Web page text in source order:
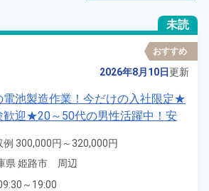
arrow_forward_ios
arrow_forward_ios
未読
おすすめ
2026年8月10日更新
電池製造作業！今だけの入社限定★
歓迎★20～50代の男性活躍中！安
たい方オススメ！年間休日130
あり！マイカー通勤OK！ワンル
庫県姫路市》
例 300,000円～320,000円
1,400円～1,400円
県 姫路市　周辺
～19:00